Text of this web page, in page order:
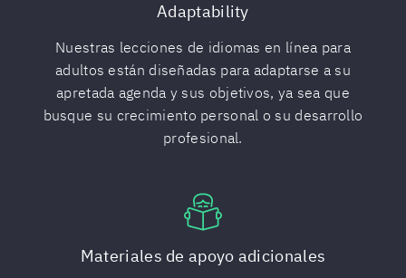
Adaptability
Nuestras lecciones de idiomas en línea para
adultos están diseñadas para adaptarse a su
apretada agenda y sus objetivos, ya sea que
busque su crecimiento personal o su desarrollo
profesional.
Materiales de apoyo adicionales